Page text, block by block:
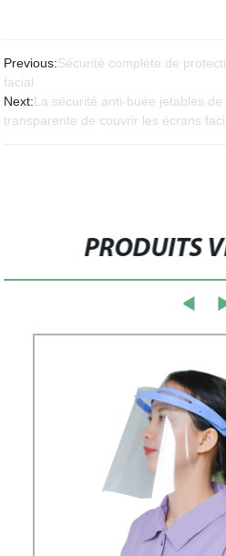
Previous:Sécurité complète de
facial
Next:La sécurité anti-buée jetables
transparente de couvrir les écrans
PRODUITS